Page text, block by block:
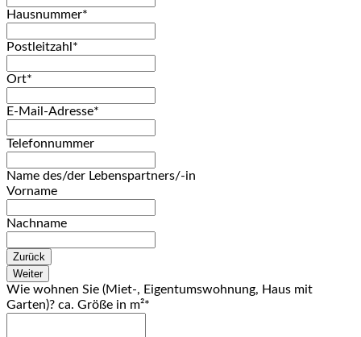
Hausnummer*
Postleitzahl *
Ort*
E-Mail-Adresse*
Telefonnummer
Name des/der Lebenspartners/-in
Vorname
Nachname
Zurück
Weiter
Wie wohnen Sie (Miet-, Eigentumswohnung, Haus mit
Garten)? ca. Größe in m²*